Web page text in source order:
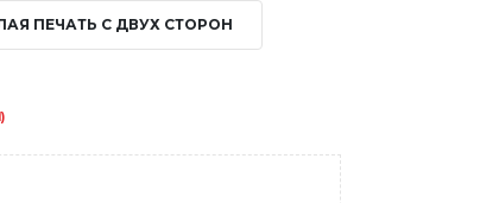
ПЕЧАТЬ С ДВУХ СТОРОН